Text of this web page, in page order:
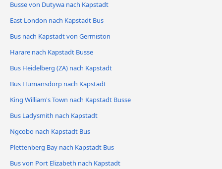
Busse von Dutywa nach Kapstadt
East London nach Kapstadt Bus
Bus nach Kapstadt von Germiston
Harare nach Kapstadt Busse
Bus Heidelberg (ZA) nach Kapstadt
Bus Humansdorp nach Kapstadt
King William's Town nach Kapstadt Busse
Bus Ladysmith nach Kapstadt
Ngcobo nach Kapstadt Bus
Plettenberg Bay nach Kapstadt Bus
Bus von Port Elizabeth nach Kapstadt